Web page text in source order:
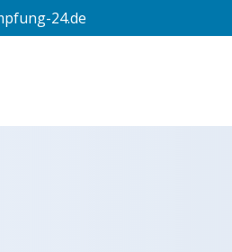
24.de